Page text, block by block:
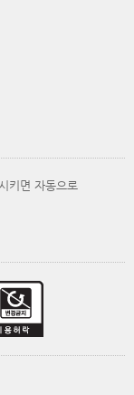
키면 자동으로